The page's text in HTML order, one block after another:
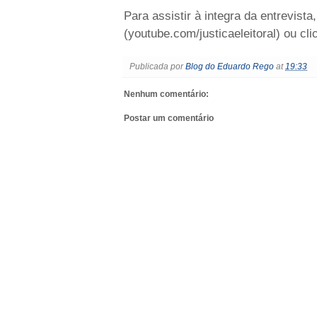
Para assistir à integra da
(youtube.com/justicaeleitoral) ou
Publicada porBlog do Eduardo Rego at19:33
Nenhum comentário:
Postar um comentário